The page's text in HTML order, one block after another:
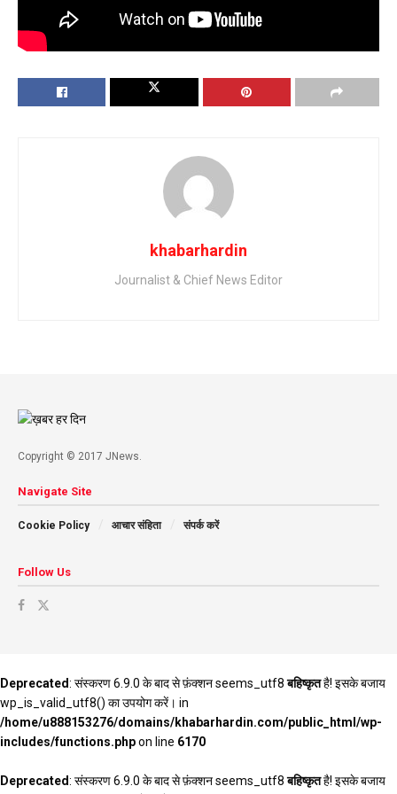
Tags:
khabarhardin
Journalist & Chief News Editor
Copyright © 2017 JNews.
Navigate Site
Cookie Policy आचार संहिता संपर्क करें
Follow Us
Deprecated: संस्करण 6.9.0 के बाद से फ़ंक्शन seems_utf8बहिष्कृतहै! इसके बजाय
wp_is_valid_utf8() का उपयोग करें। in
/home/u888153276/domains/khabarhardin.com/public_html/wp-
includes/functions.phpon line 6170
Deprecated: संस्करण 6.9.0 के बाद से फ़ंक्शन seems_utf8बहिष्कृतहै! इसके बजाय